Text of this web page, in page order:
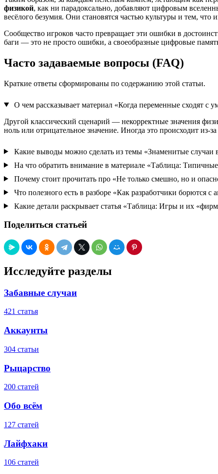
физикой, как ни парадоксально, добавляют цифровым
весёлого безумия. Они становятся частью культуры и тем,
Сообщество игроков часто превращает эти ошибки в
баги — это не просто ошибки, а своеобразные цифровые
Часто задаваемые вопросы (FAQ)
Краткие ответы сформированы по содержанию этой статьи.
О чем рассказывает материал «Когда переменные сходят с
Другой классический сценарий — некорректные значения
ноль или отрицательное значение. Иногда это происходит из-
Какие выводы можно сделать из темы «Знаменитые случаи
На что обратить внимание в материале «Таблица:
Почему стоит прочитать про «Не только смешно, но и
Что полезного есть в разборе «Как разработчики борются с
Какие детали раскрывает статья «Таблица: Игры и их
Поделиться статьей
Исследуйте разделы
Забавные случаи
421 статья
Аккаунты
304 статьи
Рыцарство
200 статей
Обо всём
127 статей
Лайфхаки
106 статей